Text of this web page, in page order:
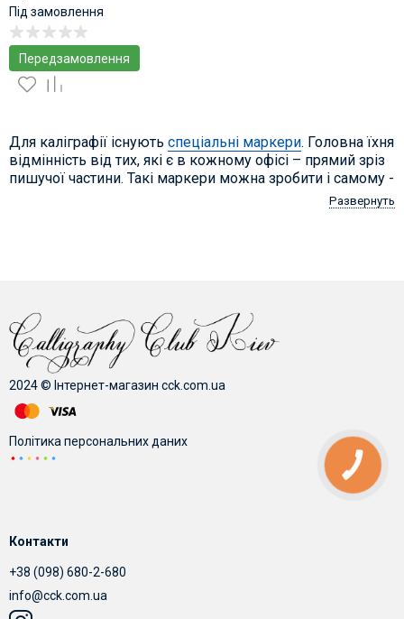
Під замовлення
Передзамовлення
Для каліграфії існують спеціальні маркери. Головна їхня
відмінність від тих, які є в кожному офісі – прямий зріз
пишучої частини. Такі маркери можна зробити і самому -
канцелярським ножем потрібно обрізати під прямим
Також існують тонкопишучі маркери, які широко
використовуються ілюстраторами та дизайнерами.
Развернуть
2024 © Інтернет-магазин cck.com.ua
Політика персональних даних
Контакти
+38 (098) 680-2-680
info@cck.com.ua
КНОПКА
ЗВ'ЯЗКУ